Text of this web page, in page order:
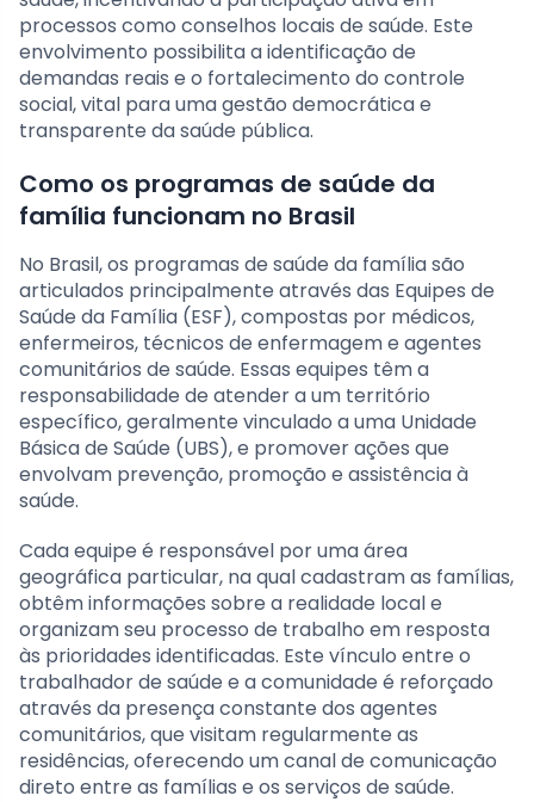
processos como conselhos locais de saúde. Este
envolvimento possibilita a identificação de
demandas reais e o fortalecimento do controle
social, vital para uma gestão democrática e
transparente da saúde pública.
Como os programas de saúde da
família funcionam no Brasil
No Brasil, os programas de saúde da família são
articulados principalmente através das Equipes de
Saúde da Família (ESF), compostas por médicos,
enfermeiros, técnicos de enfermagem e agentes
comunitários de saúde. Essas equipes têm a
responsabilidade de atender a um território
específico, geralmente vinculado a uma Unidade
Básica de Saúde (UBS), e promover ações que
envolvam prevenção, promoção e assistência à
saúde.
Cada equipe é responsável por uma área
geográfica particular, na qual cadastram as famílias,
obtêm informações sobre a realidade local e
organizam seu processo de trabalho em resposta
às prioridades identificadas. Este vínculo entre o
trabalhador de saúde e a comunidade é reforçado
através da presença constante dos agentes
comunitários, que visitam regularmente as
residências, oferecendo um canal de comunicação
direto entre as famílias e os serviços de saúde.